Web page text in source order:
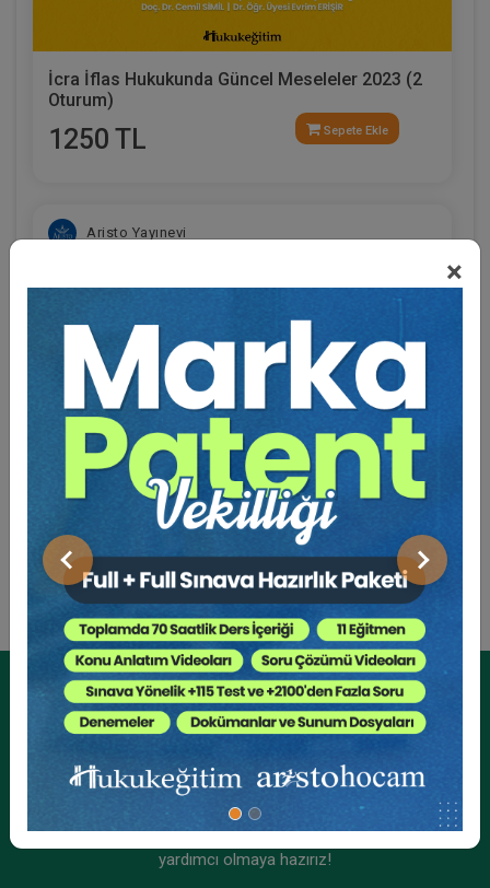
×
Önceki Sonraki
İcra İflas Hukukunda Güncel Meseleler 2023 (2
Oturum)
1250 TL Sepete Ekle
Aristo Yayınevi
II. Boşanma Davaları Zirvesi Video Kaydı
900 TL Sepete Ekle
Aristo Yayınevi
Eğitmen Hakkında
Sosyal Medya
Kurumsal Üyelikler İçin
Kurumsal Teklif Alın
yardımcı olmaya hazırız!